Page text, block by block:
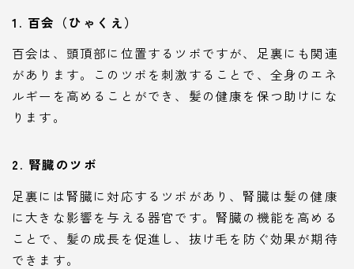
1. 百会（ひゃくえ）
百会は、頭頂部に位置するツボですが、足裏にも関連
があります。このツボを刺激することで、全身のエネ
ルギーを高めることができ、髪の健康を保つ助けにな
ります。
2. 腎臓のツボ
足裏には腎臓に対応するツボがあり、腎臓は髪の健康
に大きな影響を与える器官です。腎臓の機能を高める
ことで、髪の成長を促進し、抜け毛を防ぐ効果が期待
できます。